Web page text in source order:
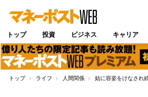
トップ 投資 ビジネス キャリア
トップ ライフ 人間関係 姑に容姿をけなされ